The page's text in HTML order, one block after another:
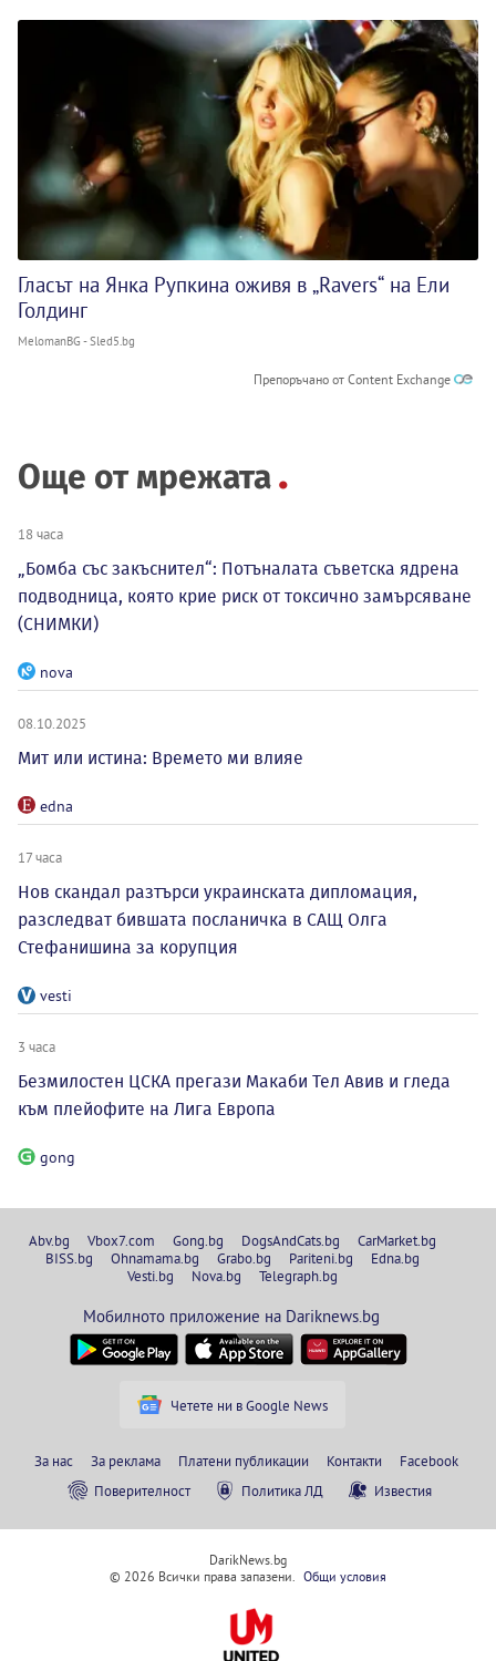
Гласът на Янка Рупкина оживя в „Ravers“ на Ели
Голдинг
MelomanBG - Sled5.bg
Препоръчано от Content Exchange
Още от мрежата
18 часа
„Бомба със закъснител“: Потъналата съветска ядрена
подводница, която крие риск от токсично замърсяване
(СНИМКИ)
nova
08.10.2025
Мит или истина: Времето ми влияе
edna
17 часа
Нов скандал разтърси украинската дипломация,
разследват бившата посланичка в САЩ Олга
Стефанишина за корупция
vesti
3 часа
Безмилостен ЦСКА прегази Макаби Тел Авив и гледа
към плейофите на Лига Европа
gong
Abv.bg Vbox7.com Gong.bg DogsAndCats.bg
CarMarket.bg
BISS.bg
Ohnamama.bg Grabo.bg Pariteni.bg
Edna.bg
Vesti.bg
Nova.bg Telegraph.bg
Мобилното приложение на Dariknews.bg
Четете ни в Google News
За нас За реклама Платени публикации Контакти
Facebook
Поверителност
Политика ЛД Известия
DarikNews.bg
© 2026 Всички права запазени. Общи условия